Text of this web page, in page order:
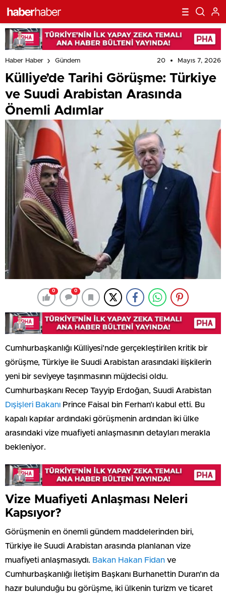
Haber Haber Gündem 20 Mayıs 7, 2026
Külliye’de Tarihi Görüşme: Türkiye
ve Suudi Arabistan Arasında
Önemli Adımlar
0 0
Cumhurbaşkanlığı Külliyesi’nde gerçekleştirilen kritik bir
görüşme, Türkiye ile Suudi Arabistan arasındaki ilişkilerin
yeni bir seviyeye taşınmasının müjdecisi oldu.
Cumhurbaşkanı Recep Tayyip Erdoğan, Suudi Arabistan
Dışişleri Bakanı Prince Faisal bin Ferhan’ı kabul etti. Bu
kapalı kapılar ardındaki görüşmenin ardından iki ülke
arasındaki vize muafiyeti anlaşmasının detayları merakla
bekleniyor.
Vize Muafiyeti Anlaşması Neleri
Kapsıyor?
Görüşmenin en önemli gündem maddelerinden biri,
Türkiye ile Suudi Arabistan arasında planlanan vize
muafiyeti anlaşmasıydı. Bakan Hakan Fidan ve
Cumhurbaşkanlığı İletişim Başkanı Burhanettin Duran’ın da
hazır bulunduğu bu görüşme, iki ülkenin turizm ve ticaret